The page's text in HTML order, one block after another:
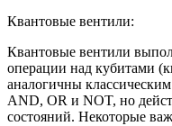
Квантовые вентили:
Квантовые вентили
операции над кубитами
аналогичны
AND, OR и NOT, но
состояний. Некоторые